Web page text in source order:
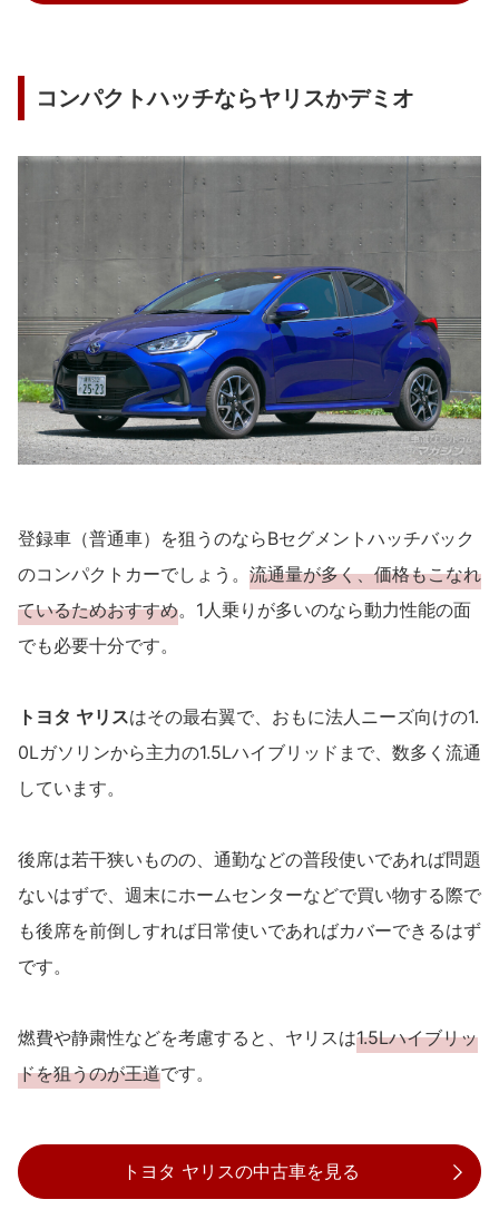
コンパクトハッチならヤリスかデミオ
登録車（普通車）を狙うのならBセグメントハッチバック
のコンパクトカーでしょう。 流通量が多く、価格もこなれ
ているためおすすめ。1人乗りが多いのなら動力性能の面
でも必要十分です。
トヨタ ヤリスはその最右翼で、おもに法人ニーズ向けの1.
0Lガソリンから主力の1.5Lハイブリッドまで、数多く流通
しています。
後席は若干狭いものの、通勤などの普段使いであれば問題
ないはずで、週末にホームセンターなどで買い物する際で
も後席を前倒しすれば日常使いであればカバーできるはず
です。
燃費や静粛性などを考慮すると、ヤリスは1.5Lハイブリッ
ドを狙うのが王道です。
トヨタ ヤリスの中古車を見る